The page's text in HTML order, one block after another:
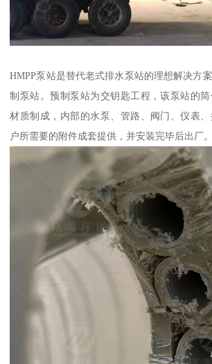
HMPP泵站是替代老式排水泵站的理想解决方
制泵站。预制泵站为交钥匙工程，该泵站的
材质制成，内部的水泵、管路、阀门、仪表
户所需要的附件成套提供，并安装完毕后出厂。